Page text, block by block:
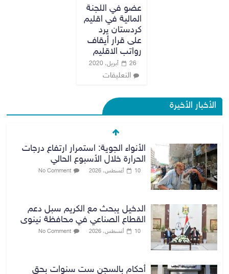
عضو في اللجنة
المالية في اقليم
كردستان يرد
على قرار أيقاف
رواتب الاقليم
26 أبريل، 2020
التعليقات
الأخبار الأخيرة
الأنواء الجوية: استمرار ارتفاع درجات
الحرارة خلال الأسبوع الحالي
10 أغسطس، 2026 No Comment
الدخيل يبحث مع الكريم سبل دعم
القطاع الصناعي في محافظة نينوى
10 أغسطس، 2026 No Comment
أحكام بالسجن ست سنوات بحق